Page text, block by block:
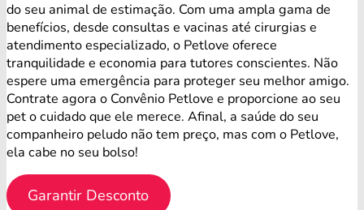
do seu animal de estimação. Com uma ampla gama de
benefícios, desde consultas e vacinas até cirurgias e
atendimento especializado, o Petlove oferece
tranquilidade e economia para tutores conscientes. Não
espere uma emergência para proteger seu melhor amigo.
Contrate agora o Convênio Petlove e proporcione ao seu
pet o cuidado que ele merece. Afinal, a saúde do seu
companheiro peludo não tem preço, mas com o Petlove,
ela cabe no seu bolso!
Garantir Desconto